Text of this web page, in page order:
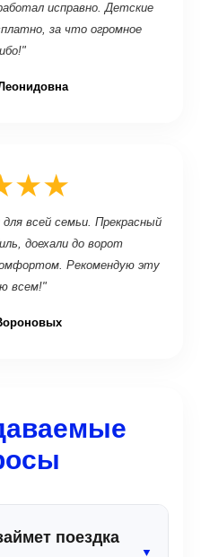
исправно. Детские
за что огромное
всей семьи. Прекрасный
доехали до ворот
Рекомендую эту
всем!"
поездка
▼